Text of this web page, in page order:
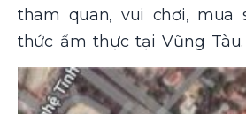
tham quan, vui chơi, mua
thức ẩm thực tại Vũng Tàu.